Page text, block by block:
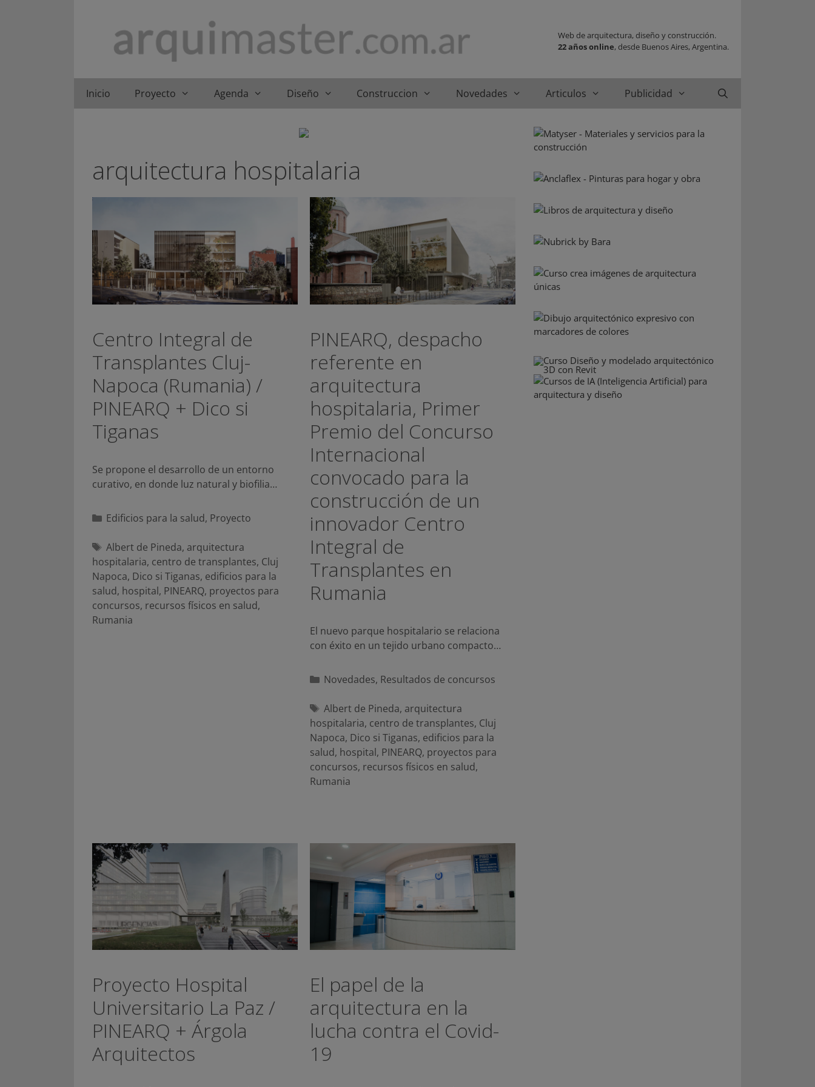
Web de arquitectura, diseño y construcción.
22 años online, desde Buenos Aires, Argentina.
Inicio Proyecto Agenda Diseño Construccion Novedades Articulos Publicidad
arquitectura hospitalaria
Centro Integral de
Transplantes Cluj-
Napoca (Rumania) /
PINEARQ + Dico si
Tiganas
Se propone el desarrollo de un entorno
curativo, en donde luz natural y biofilia…
Categorías
Edificios para la salud, Proyecto
Etiquetas
Albert de Pineda, arquitectura
hospitalaria, centro de transplantes, Cluj
Napoca, Dico si Tiganas, edificios para la
salud, hospital, PINEARQ, proyectos para
concursos, recursos físicos en salud,
Rumania
PINEARQ, despacho
referente en
arquitectura
hospitalaria, Primer
Premio del Concurso
Internacional
convocado para la
construcción de un
innovador Centro
Integral de
Transplantes en
Rumania
El nuevo parque hospitalario se relaciona
con éxito en un tejido urbano compacto…
Categorías
Novedades, Resultados de concursos
Etiquetas
Albert de Pineda, arquitectura
hospitalaria, centro de transplantes, Cluj
Napoca, Dico si Tiganas, edificios para la
salud, hospital, PINEARQ, proyectos para
concursos, recursos físicos en salud,
Rumania
Proyecto Hospital
Universitario La Paz /
PINEARQ + Árgola
Arquitectos
El papel de la
arquitectura en la
lucha contra el Covid-
19